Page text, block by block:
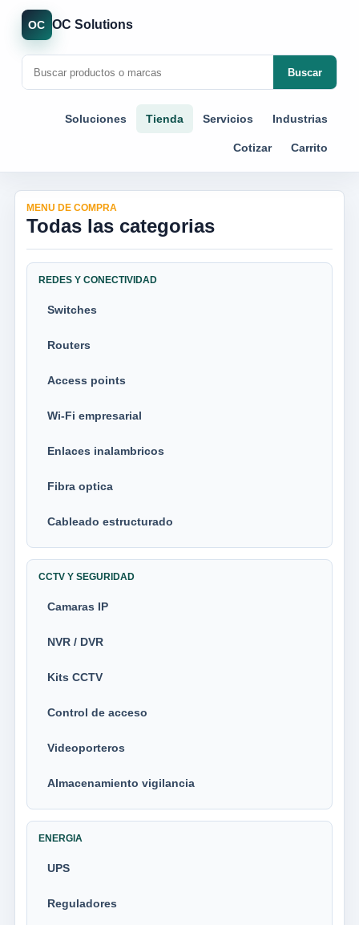
OC OC Solutions
Buscar
Soluciones Tienda Servicios Industrias
Cotizar Carrito
MENU DE COMPRA
Todas las categorias
REDES Y CONECTIVIDAD
Switches
Routers
Access points
Wi-Fi empresarial
Enlaces inalambricos
Fibra optica
Cableado estructurado
CCTV Y SEGURIDAD
Camaras IP
NVR / DVR
Kits CCTV
Control de acceso
Videoporteros
Almacenamiento vigilancia
ENERGIA
UPS
Reguladores